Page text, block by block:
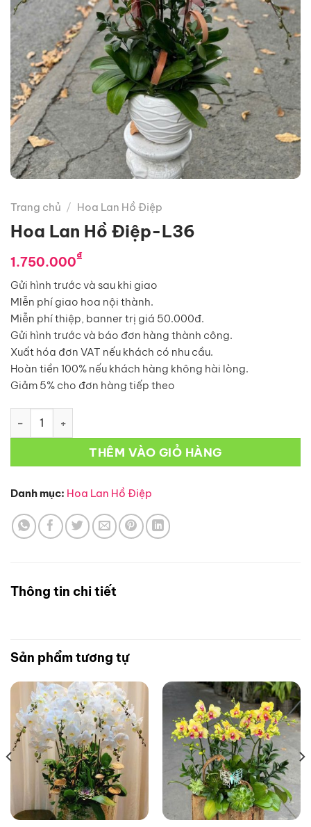
Trang chủ / Hoa Lan Hồ Điệp
Hoa Lan Hồ Điệp-L36
1.750.000₫
Gửi hình trước và sau khi giao
MIễn phí giao hoa nội thành.
Miễn phí thiệp, banner trị giá 50.000đ.
Gửi hình trước và báo đơn hàng thành công.
Xuất hóa đơn VAT nếu khách có nhu cầu.
Hoàn tiền 100% nếu khách hàng không hài lòng.
Giảm 5% cho đơn hàng tiếp theo
Hoa Lan Hồ Điệp-L36 số lượng
THÊM VÀO GIỎ HÀNG
Danh mục: Hoa Lan Hồ Điệp
Thông tin chi tiết
Sản phẩm tương tự